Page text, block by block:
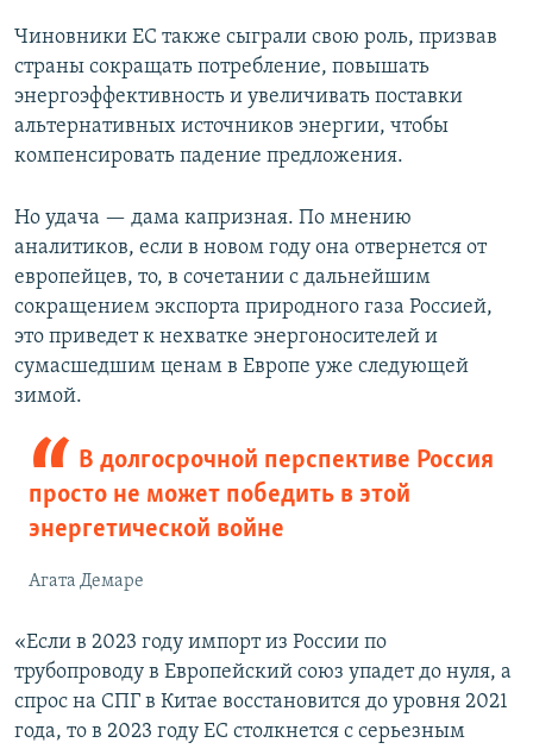
Чиновники ЕС также сыграли свою роль, призвав
страны сокращать потребление, повышать
энергоэффективность и увеличивать поставки
альтернативных источников энергии, чтобы
компенсировать падение предложения.
Но удача — дама капризная. По мнению
аналитиков, если в новом году она отвернется от
европейцев, то, в сочетании с дальнейшим
сокращением экспорта природного газа Россией,
это приведет к нехватке энергоносителей и
сумасшедшим ценам в Европе уже следующей
зимой.
В долгосрочной перспективе Россия
просто не может победить в этой
энергетической войне
Агата Демаре
«Если в 2023 году импорт из России по
трубопроводу в Европейский союз упадет до нуля, а
спрос на СПГ в Китае восстановится до уровня 2021
года, то в 2023 году ЕС столкнется с серьезным